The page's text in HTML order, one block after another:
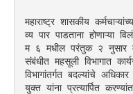
महाराष्ट्र शासकीय
व्य पार पाडताना होणाऱ्या
म ६ मधील परंतुक २ नुसार
संबंधीत महसूली विभागात
विभागांतर्गत बदल्यांचे
युक्त यांना प्रत्यार्पित